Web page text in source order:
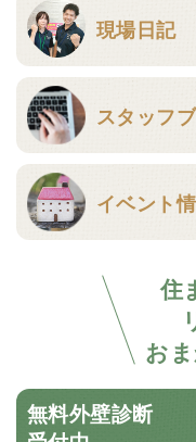
現場日記
スタッフ
イベント
住
お
無料外壁診断